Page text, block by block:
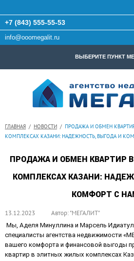
+7 (843) 555-55-53
info@ooomegalit.ru
ВЫБЕРИТЕ ПУНКТ
ГЛАВНАЯ / НОВОСТИ / ПРОДАЖА И ОБМЕН
КОМПЛЕКСАХ КАЗАНИ: НАДЕЖНОСТЬ, ВЫГОДА И
ПРОДАЖА И ОБМЕН КВАРТИР
КОМПЛЕКСАХ КАЗАНИ:
КОМФОРТ С
13.12.2023 Автор: "МЕГАЛИТ"
Мы, Аделя Минуллина и Марсель
специалисты агентства недвижимости
вашего комфорта и финансовой выгоды
квартир в элитных жилых комплексах